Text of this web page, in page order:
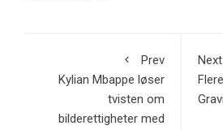
Prev
Kylian Mbappe løser
tvisten om
bilderettigheter med
Next